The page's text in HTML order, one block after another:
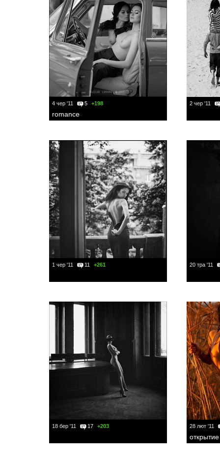
4 чер '11 5 +198
romance
2 чер '11
1 чер '11 11 +261 20 тра '11
18 бер '11 17 +203 28 лют '11